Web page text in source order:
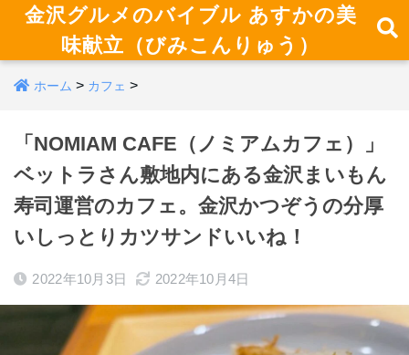
金沢グルメのバイブル あすかの美
味献立（びみこんりゅう）
ホーム > カフェ >
「NOMIAM CAFE（ノミアムカフェ）」
ベットラさん敷地内にある金沢まいもん
寿司運営のカフェ。金沢かつぞうの分厚
いしっとりカツサンドいいね！
2022年10月3日 2022年10月4日